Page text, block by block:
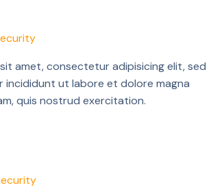
amet, consectetur adipisicing elit, sed
incididunt ut labore et dolore magna
quis nostrud exercitation.